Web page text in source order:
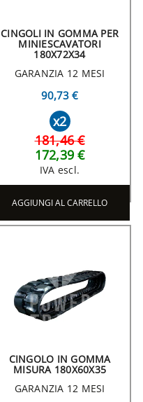
CINGOLI IN GOMMA PER
MINIESCAVATORI
180X72X34
GARANZIA 12 MESI
90,73 €
x2
181,46 €
172,39 €
IVA escl.
AGGIUNGI AL CARRELLO
CINGOLO IN GOMMA
MISURA 180X60X35
GARANZIA 12 MESI